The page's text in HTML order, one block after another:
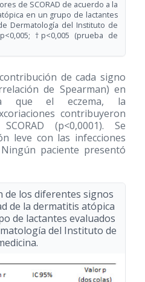
de SCORAD de acuerdo a la
en un grupo de lactantes
Dermatología del Instituto de
†p<0,005 (prueba de
de cada signo
de Spearman) en
que el eczema, la
contribuyeron
(p<0,0001). Se
leve con las infecciones
paciente presentó
de los diferentes signos
de la dermatitis atópica
de lactantes evaluados
del Instituto de